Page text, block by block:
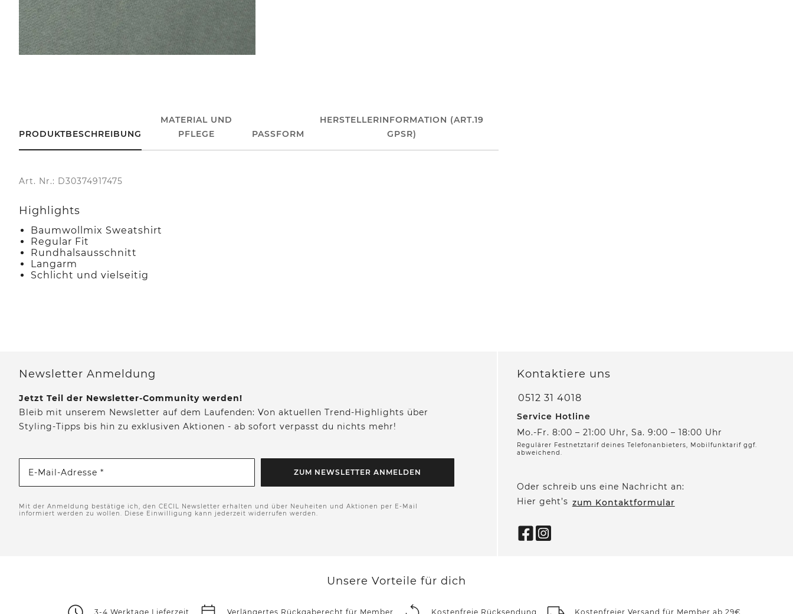
PRODUKTBESCHREIBUNG
MATERIAL UND
PFLEGE
PASSFORM
HERSTELLERINFORMATION (ART.19
GPSR)
Art. Nr.: D30374917475
Highlights
Baumwollmix Sweatshirt
Regular Fit
Rundhalsausschnitt
Langarm
Schlicht und vielseitig
Newsletter Anmeldung
Jetzt Teil der Newsletter-Community werden!
Bleib mit unserem Newsletter auf dem Laufenden: Von aktuellen Trend-Highlights über
Styling-Tipps bis hin zu exklusiven Aktionen - ab sofort verpasst du nichts mehr!
E-Mail-Adresse * ZUM NEWSLETTER ANMELDEN
Mit der Anmeldung bestätige ich, den CECIL Newsletter erhalten und über Neuheiten und Aktionen per E-Mail
informiert werden zu wollen. Diese Einwilligung kann jederzeit widerrufen werden.
Kontaktiere uns
0512 31 4018
Service Hotline
Mo.-Fr. 8:00 – 21:00 Uhr, Sa. 9:00 – 18:00 Uhr
Regulärer Festnetztarif deines Telefonanbieters, Mobilfunktarif ggf.
abweichend.
Oder schreib uns eine Nachricht an:
Hier geht’s zum Kontaktformular
Unsere Vorteile für dich
3-4 Werktage Lieferzeit Verlängertes Rückgaberecht für Member Kostenfreie Rücksendung Kostenfreier Versand für Member ab 29€